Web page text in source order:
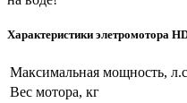
Характеристики элетромотора
Максимальная мощность,
Вес мотора, кг